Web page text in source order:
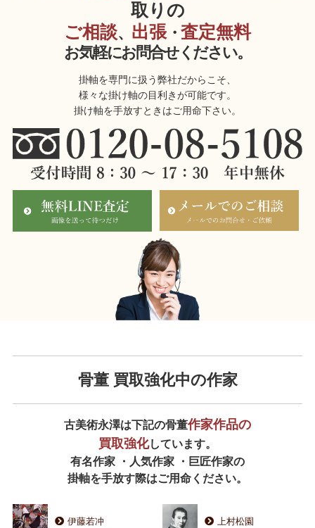
取りの
ご相談、 出張・ 査定無料
お気軽にお問合せください。
掛軸を専門に扱う弊社だからこそ、
様々な掛け軸の目利きが可能です。
掛け軸を手放すときはご用命下さい。
骨董 買取強化中の作家
古美術永澤は下記の骨董作家作品の
買取強化しています。
有名作家 ・人気作家 ・巨匠作家の
掛軸を手放す際はご用命ください。
伊藤若冲 上村松園